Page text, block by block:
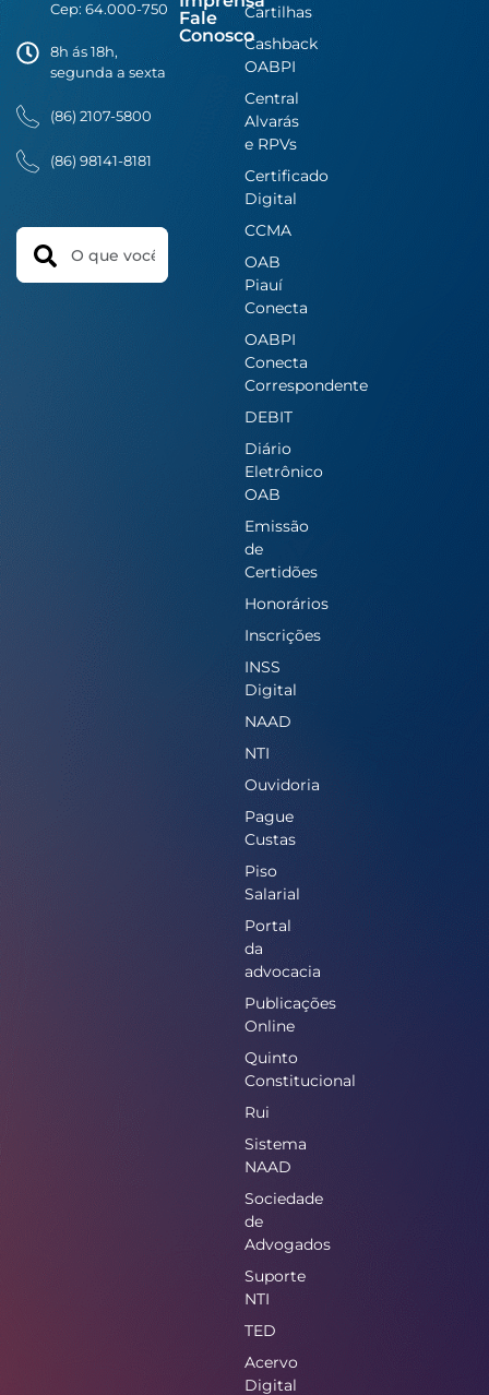
Cep: 64.000-750
8h ás 18h,
segunda a sexta
(86) 2107-5800
(86) 98141-8181
Search
Fale
Conosco
Cartilhas
Cashback
OABPI
Central
Alvarás
e RPVs
Certificado
Digital
CCMA
OAB
Piauí
Conecta
OABPI
Conecta
Correspondente
DEBIT
Diário
Eletrônico
OAB
Emissão
de
Certidões
Honorários
Inscrições
INSS
Digital
NAAD
NTI
Ouvidoria
Pague
Custas
Piso
Salarial
Portal
da
advocacia
Publicações
Online
Quinto
Constitucional
Rui
Sistema
NAAD
Sociedade
de
Advogados
Suporte
NTI
TED
Acervo
Digital